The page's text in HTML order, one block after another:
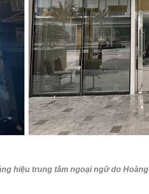
hiệu trung tâm ngoại ngữ do